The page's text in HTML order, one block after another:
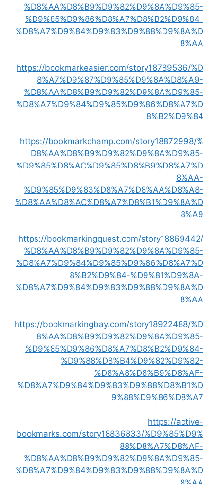
%D8%AA%D8%B9%D9%82%D9%8A%D9%85-
%D9%85%D9%86%D8%A7%D8%B2%D9%84-
%D8%A7%D9%84%D9%83%D9%88%D9%8A%D
8%AA
https://bookmarkeasier.com/story18789536/%D
8%A7%D9%87%D9%85%D9%8A%D8%A9-
%D8%AA%D8%B9%D9%82%D9%8A%D9%85-
%D8%A7%D9%84%D9%85%D9%86%D8%A7%D
8%B2%D9%84
https://bookmarkchamp.com/story18872998/%
D8%AA%D8%B9%D9%82%D9%8A%D9%85-
%D9%85%D8%AC%D9%85%D8%B9%D8%A7%D
8%AA-
%D9%85%D9%83%D8%A7%D8%AA%D8%A8-
%D8%AA%D8%AC%D8%A7%D8%B1%D9%8A%D
8%A9
https://bookmarkingquest.com/story18869442/
%D8%AA%D8%B9%D9%82%D9%8A%D9%85-
%D8%A7%D9%84%D9%85%D9%86%D8%A7%D
8%B2%D9%84-%D9%81%D9%8A-
%D8%A7%D9%84%D9%83%D9%88%D9%8A%D
8%AA
https://bookmarkingbay.com/story18922488/%D
8%AA%D8%B9%D9%82%D9%8A%D9%85-
%D9%85%D9%86%D8%A7%D8%B2%D9%84-
%D9%88%D8%B4%D9%82%D9%82-
%D8%A8%D8%B9%D8%AF-
%D8%A7%D9%84%D9%83%D9%88%D8%B1%D
9%88%D9%86%D8%A7
https://active-
bookmarks.com/story18836833/%D9%85%D9%
88%D8%A7%D8%AF-
%D8%AA%D8%B9%D9%82%D9%8A%D9%85-
%D8%A7%D9%84%D9%83%D9%88%D9%8A%D